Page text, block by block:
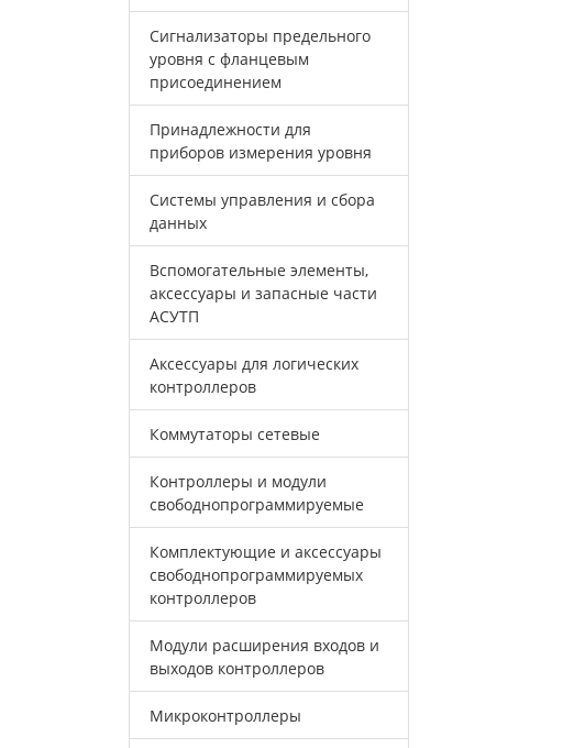
Сигнализаторы предельного
уровня с фланцевым
присоединением
Принадлежности для
приборов измерения уровня
Системы управления и сбора
данных
Вспомогательные элементы,
аксессуары и запасные части
АСУТП
Аксессуары для логических
контроллеров
Коммутаторы сетевые
Контроллеры и модули
свободнопрограммируемые
Комплектующие и аксессуары
свободнопрограммируемых
контроллеров
Модули расширения входов и
выходов контроллеров
Микроконтроллеры